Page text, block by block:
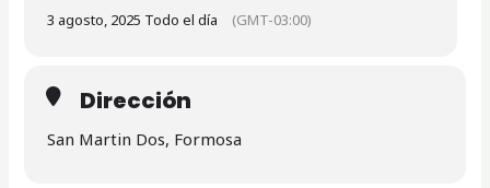
3 agosto, 2025 Todo el día (GMT-03:00)
Dirección
San Martin Dos, Formosa